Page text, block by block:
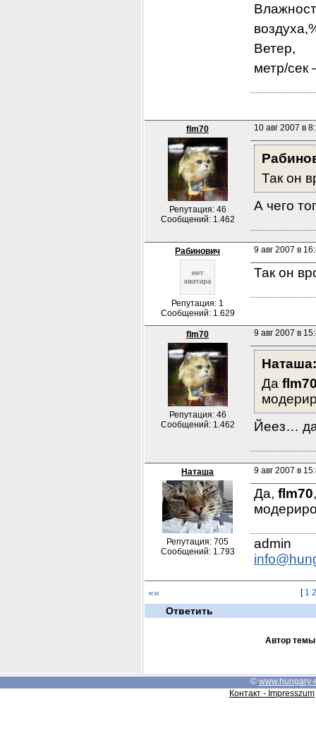
Ветер,
метр/сек
flm70
Репутация: 46
Сообщений: 1.462
10 авг 2007 в
Так он
А чего
Рабинович
Репутация: 1
Сообщений: 1.629
9 авг 2007 в
Так он
flm70
Репутация: 46
Сообщений: 1.462
9 авг 2007 в
Наташа:
Да
Йеез…
Наташа
Репутация: 705
Сообщений: 1.793
9 авг 2007 в
Да, flm70
«« [ 1 2
Ответить
Автор темы
© www.hungary-
Контакт - Impresszum